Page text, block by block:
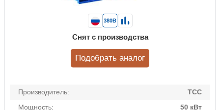
Производитель:
ТСС
Мощность:
50 кВт
380В
Снят с производства
Подобрать аналог